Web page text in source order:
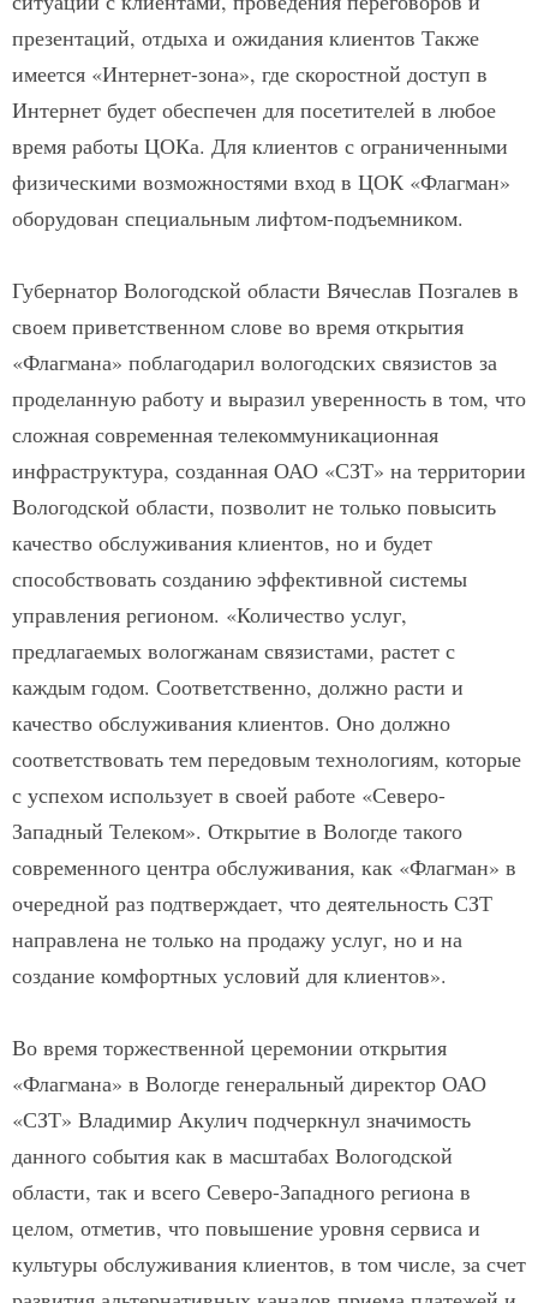
презентаций, отдыха и ожидания клиентов Также
имеется «Интернет-зона», где скоростной доступ в
Интернет будет обеспечен для посетителей в любое
время работы ЦОКа. Для клиентов с ограниченными
физическими возможностями вход в ЦОК «Флагман»
оборудован специальным лифтом-подъемником.
Губернатор Вологодской области Вячеслав Позгалев в
своем приветственном слове во время открытия
«Флагмана» поблагодарил вологодских связистов за
проделанную работу и выразил уверенность в том, что
сложная современная телекоммуникационная
инфраструктура, созданная ОАО «СЗТ» на территории
Вологодской области, позволит не только повысить
качество обслуживания клиентов, но и будет
способствовать созданию эффективной системы
управления регионом. «Количество услуг,
предлагаемых вологжанам связистами, растет с
каждым годом. Соответственно, должно расти и
качество обслуживания клиентов. Оно должно
соответствовать тем передовым технологиям, которые
с успехом использует в своей работе «Северо-
Западный Телеком». Открытие в Вологде такого
современного центра обслуживания, как «Флагман» в
очередной раз подтверждает, что деятельность СЗТ
направлена не только на продажу услуг, но и на
создание комфортных условий для клиентов».
Во время торжественной церемонии открытия
«Флагмана» в Вологде генеральный директор ОАО
«СЗТ» Владимир Акулич подчеркнул значимость
данного события как в масштабах Вологодской
области, так и всего Северо-Западного региона в
целом, отметив, что повышение уровня сервиса и
культуры обслуживания клиентов, в том числе, за счет